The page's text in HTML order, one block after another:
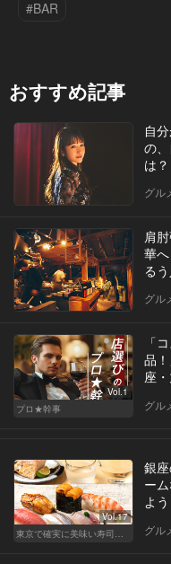
#BAR
おすすめ記事
自
の
は
グル
肩
華
る
グル
Vol.1
プロ★幹事
「
品
座
グル
Vol.17
銀
ー
よう
グル